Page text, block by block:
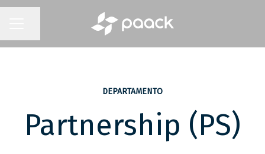
Compartir página
DEPARTAMENTO
Partnership (PS)